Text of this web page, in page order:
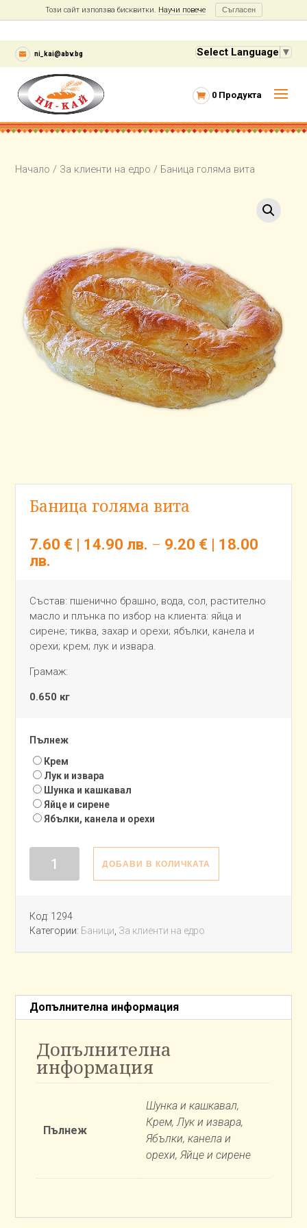
ni_kai@abv.bg Select Language ▼
0 Продукта
Начало / За клиенти на едро / Баница голяма вита
Баница голяма вита
7.60 € 14.90 лв. – 9.20 €
18.00
лв.
Състав: пшенично брашно, вода, сол, растително
масло и плънка по избор на клиента: яйца и
сирене; тиква, захар и орехи; ябълки, канела и
орехи; крем; лук и извара.
Грамаж:
0.650 кг
Пълнеж
Крем
Лук и извара
Шунка и кашкавал
Яйце и сирене
Ябълки, канела и орехи
вита
ДОБАВИ В КОЛИЧКАТА
Код: 1294
Категории: Баници, За клиенти на едро
Допълнителна информация
Допълнителна
информация
Пълнеж
Шунка и кашкавал,
Крем, Лук и извара,
Ябълки, канела и
орехи, Яйце и сирене
Този сайт използва бисквитки. Научи повече Съгласен